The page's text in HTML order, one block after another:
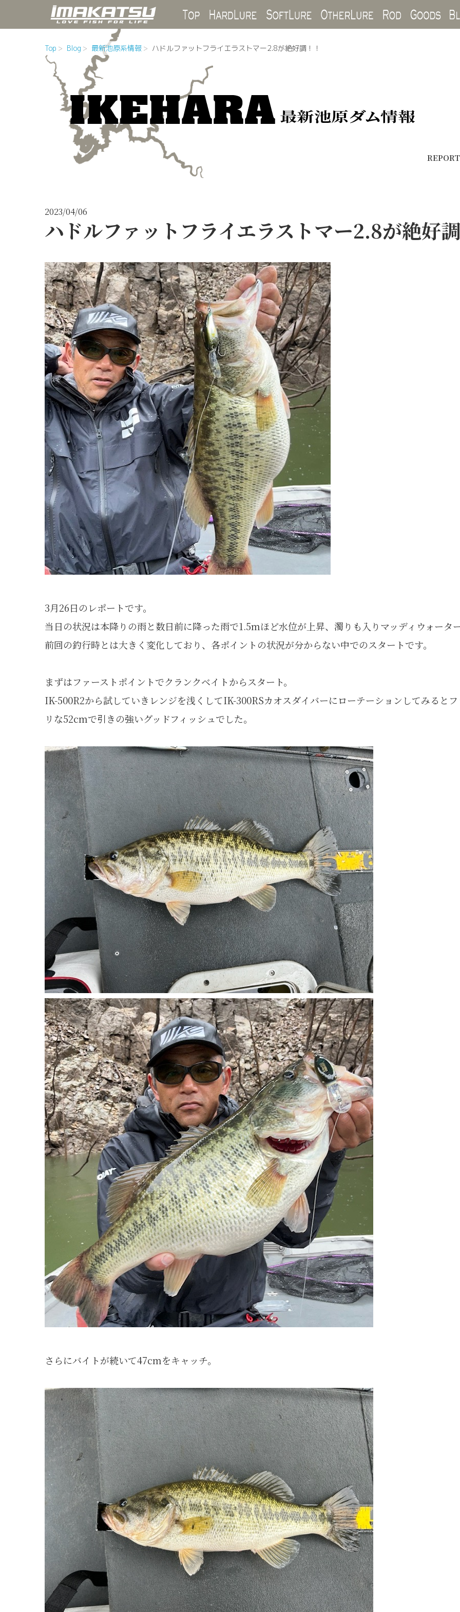
Top Hard Lure Soft Lure Other Lure
Rod
Top Blog 最新池原系情報 ハドルファットフライエラストマー2.8が絶好調！！
REPORT
2023/04/06
ハドルファットフライエラストマー2.8が絶好調
3月26日のレポートです。
当日の状況は本降りの雨と数日前に降った雨で1.5mほど水位が上昇、濁りも入りマッディウォータ
前回の釣行時とは大きく変化しており、各ポイントの状況が分からない中でのスタートです。
まずはファーストポイントでクランクベイトからスタート。
IK-500R2から試していきレンジを浅くしてIK-300RSカオスダイバーにローテーションしてみると
リな52cmで引きの強いグッドフィッシュでした。
さらにバイトが続いて47cmをキャッチ。